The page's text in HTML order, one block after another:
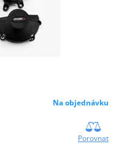
Na objednávku
Porovnat